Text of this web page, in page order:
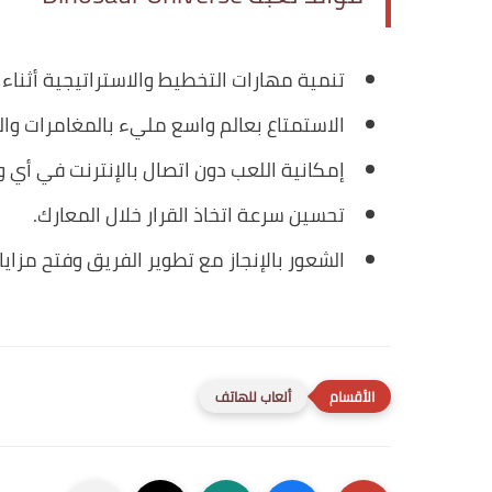
تنمية مهارات التخطيط والاستراتيجية
الاستمتاع بعالم واسع مليء بالمغامرات
إمكانية اللعب دون اتصال بالإنترنت في
تحسين سرعة اتخاذ القرار خلال المعارك.
الشعور بالإنجاز مع تطوير الفريق وفتح
ألعاب للهاتف